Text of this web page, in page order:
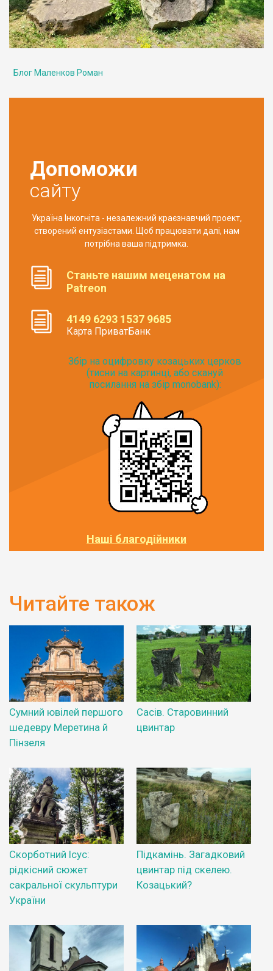
Блог Маленков Роман
Допоможи
сайту
Україна Інкогніта - незалежний краєзнавчий проект,
створений ентузіастами. Щоб працювати далі, нам
потрібна ваша підтримка.
Станьте нашим меценатом на
Patreon
4149 6293 1537 9685
Карта ПриватБанк
Збір на оцифровку козацьких церков
(тисни на картинці, або скануй
посилання на збір monobank):
Наші благодійники
Читайте також
Сумний ювілей першого
шедевру Меретина й
Пінзеля
Сасів. Старовинний
цвинтар
Скорботний Ісус:
рідкісний сюжет
сакральної скульптури
України
Підкамінь. Загадковий
цвинтар під скелею.
Козацький?